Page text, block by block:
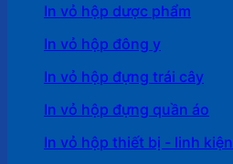
In vỏ hộp dược phẩm
In vỏ hộp đông y
In vỏ hộp đựng trái cây
In vỏ hộp đựng quần áo
In vỏ hộp thiết bị - linh kiện